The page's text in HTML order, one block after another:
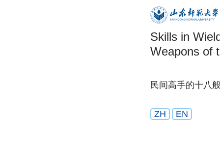
Skills in
Weapons of
民间高手的十八
ZH EN